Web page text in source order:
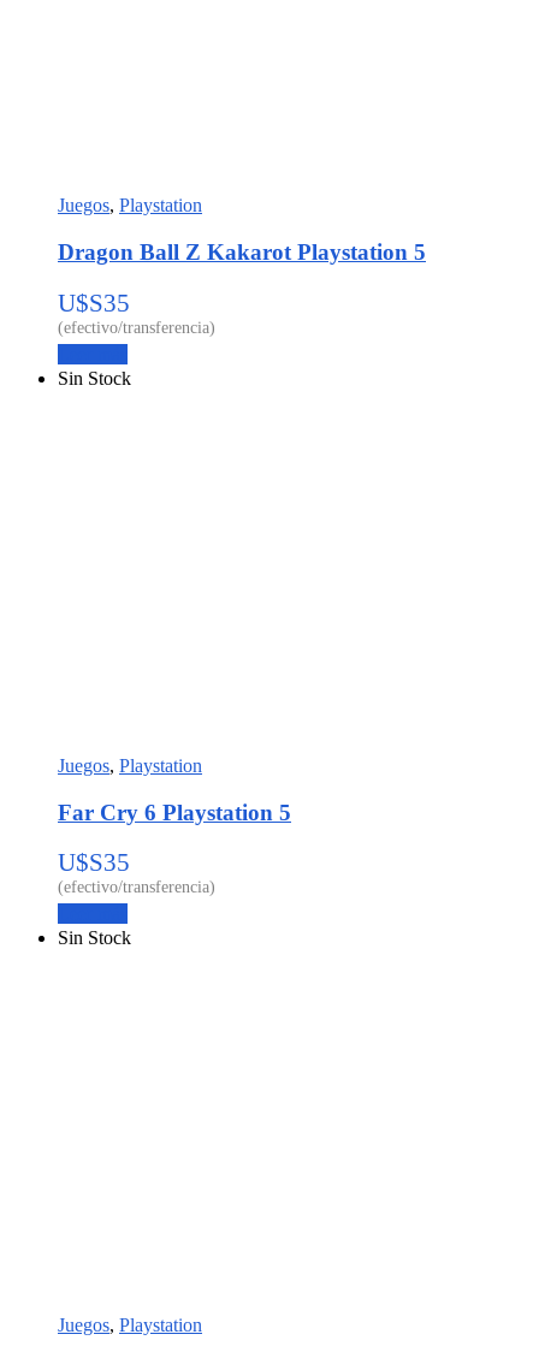
Juegos, Playstation
Dragon Ball Z Kakarot Playstation 5
U$S35
Sin Stock
Juegos, Playstation
Far Cry 6 Playstation 5
U$S35
Sin Stock
Juegos, Playstation